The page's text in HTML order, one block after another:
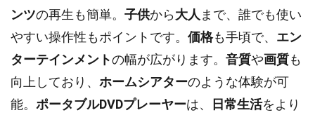
ンツの再生も簡単。 子供から大人 まで、誰でも使い
やすい操作性もポイントです。 価格も手頃で、 エン
ターテインメントの幅が広がります。 音質や画質も
向上しており、 ホームシアターのような体験が可
能。 ポータブルDVDプレーヤーは、 日常生活をより